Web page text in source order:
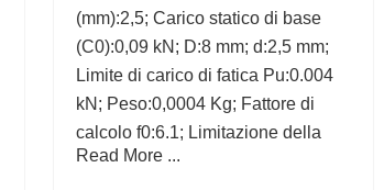
(mm):2,5; Carico statico di base
(C0):0,09 kN; D:8 mm; d:2,5 mm;
Limite di carico di fatica Pu:0.004
kN; Peso:0,0004 Kg; Fattore di
calcolo f0:6.1; Limitazione della
velocità:95000 r/min; Carico
Read More ...